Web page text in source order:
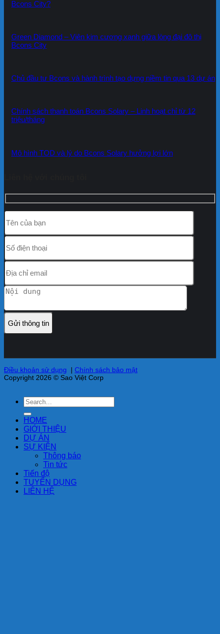
Bcons City?
Green Diamond – Viên kim cương xanh giữa lòng đại đô thị
Bcons City
Chủ đầu tư Bcons và hành trình tạo dựng niềm tin qua 13 dự án
Chính sách thanh toán Bcons Solary – Linh hoạt chỉ từ 12
triệu/tháng
Mô hình TOD và lý do Bcons Solary hưởng lợi lớn
Điều khoản sử dụng | Chính sách bảo mật
Copyright 2026 © Sao Việt Corp
HOME
GIỚI THIỆU
DỰ ÁN
SỰ KIỆN
Thông báo
Tin tức
Tiến độ
TUYỂN DỤNG
LIÊN HỆ